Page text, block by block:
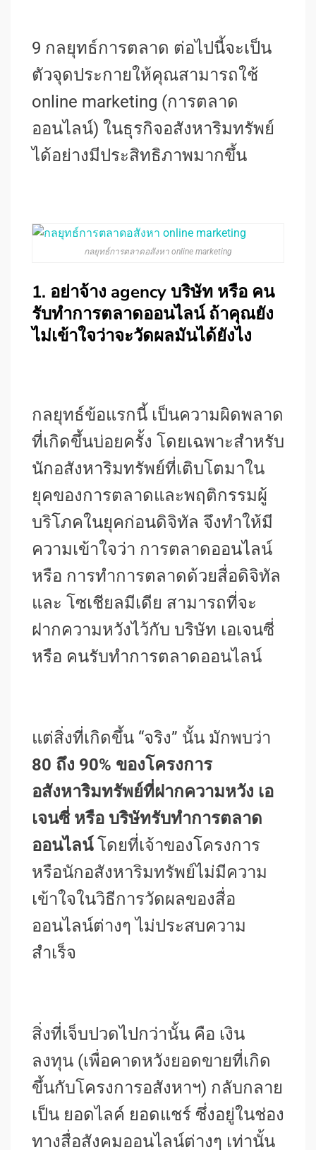
9 กลยุทธ์การตลาด ต่อไปนี้จะเป็น
ตัวจุดประกายให้คุณสามารถใช้
online marketing (การตลาด
ออนไลน์) ในธุรกิจอสังหาริมทรัพย์
ได้อย่างมีประสิทธิภาพมากขึ้น
กลยุทธ์การตลาดอสังหา online marketing
1. อย่าจ้าง agency บริษัท หรือ คน
รับทำการตลาดออนไลน์ ถ้าคุณยัง
ไม่เข้าใจว่าจะวัดผลมันได้ยังไง
กลยุทธ์ข้อแรกนี้ เป็นความผิดพลาด
ที่เกิดขึ้นบ่อยครั้ง โดยเฉพาะสำหรับ
นักอสังหาริมทรัพย์ที่เติบโตมาใน
ยุคของการตลาดและพฤติกรรมผู้
บริโภคในยุคก่อนดิจิทัล จึงทำให้มี
ความเข้าใจว่า การตลาดออนไลน์
หรือ การทำการตลาดด้วยสื่อดิจิทัล
และ โซเชียลมีเดีย สามารถที่จะ
ฝากความหวังไว้กับ บริษัท เอเจนซี่
หรือ คนรับทำการตลาดออนไลน์
แต่สิ่งที่เกิดขึ้น “จริง” นั้น มักพบว่า
80 ถึง 90% ของโครงการ
อสังหาริมทรัพย์ที่ฝากความหวัง เอ
เจนซี่ หรือ บริษัทรับทำการตลาด
ออนไลน์โดยที่เจ้าของโครงการ
หรือนักอสังหาริมทรัพย์ไม่มีความ
เข้าใจในวิธีการวัดผลของสื่อ
ออนไลน์ต่างๆ ไม่ประสบความ
สำเร็จ
สิ่งที่เจ็บปวดไปกว่านั้น คือ เงิน
ลงทุน (เพื่อคาดหวังยอดขายที่เกิด
ขึ้นกับโครงการอสังหาฯ) กลับกลาย
เป็น ยอดไลค์ ยอดแชร์ ซึ่งอยู่ในช่อง
ทางสื่อสังคมออนไลน์ต่างๆ เท่านั้น